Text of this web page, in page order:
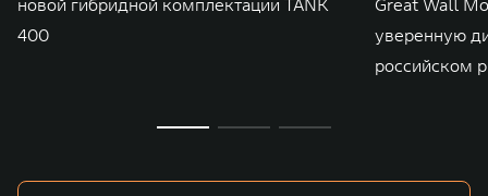
400
уверенную
российском